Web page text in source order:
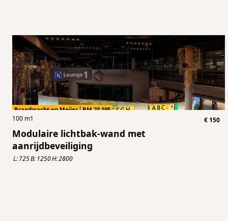
Brandwacht en Meijer BM.23.195
100 m1 € 150
Modulaire lichtbak-wand met
aanrijdbeveiliging
L:725B: 1250H:2800